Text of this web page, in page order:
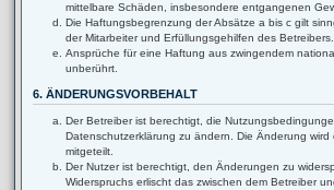
mittelbare Schäden, insbesondere entgangenen
Die Haftungsbegrenzung der Absätze a bis c gilt
der Mitarbeiter und Erfüllungsgehilfen des Betreibers.
Ansprüche für eine Haftung aus zwingendem
unberührt.
6. ÄNDERUNGSVORBEHALT
Der Betreiber ist berechtigt, die
Datenschutzerklärung zu ändern. Die Änderung wird
mitgeteilt.
Der Nutzer ist berechtigt, den Änderungen zu
Widerspruchs erlischt das zwischen dem Betreiber